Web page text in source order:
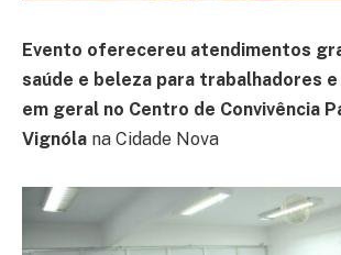
Evento oferecereu atendimentos
saúde e beleza para trabalhadores e
em geral no Centro de Convivência
Vignóla na Cidade Nova